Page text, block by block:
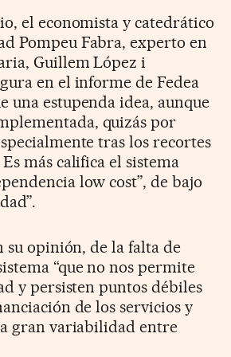
el economista y catedrático
Pompeu Fabra, experto en
Guillem López i
en el informe de Fedea
una estupenda idea, aunque
quizás por
tras los recortes
Es más califica el sistema
low cost”, de bajo
su opinión, de la falta de
“que no nos permite
y persisten puntos débiles
de los servicios y
gran variabilidad entre